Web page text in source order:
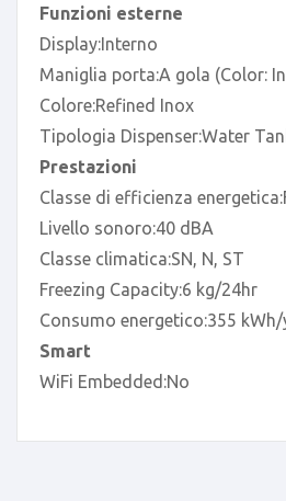
Funzioni esterne
Display:Interno
Maniglia porta:A gola (Color:
Colore:Refined Inox
Tipologia Dispenser:Water
Prestazioni
Classe di efficienza
Livello sonoro:40 dBA
Classe climatica:SN, N, ST
Freezing Capacity:6 kg/24hr
Consumo energetico:355
Smart
WiFi Embedded:No